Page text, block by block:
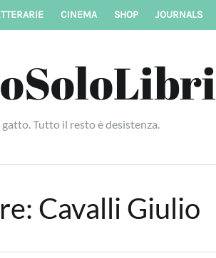
CINEMA SHOP JOURNALS
gatto. Tutto il resto è desistenza.
Cavalli Giulio